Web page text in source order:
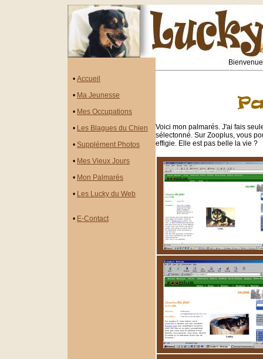
• Accueil
• Ma Jeunesse
• Mes Occupations
• Les Blagues du Chien
• Supplément Photos
• Mes Vieux Jours
• Mon Palmarés
• Les Lucky du Web
• E-Contact
Voici mon palmarés. J'ai fais
sélectonné. Sur Zooplus, vous
effigie. Elle est pas belle la vie ?